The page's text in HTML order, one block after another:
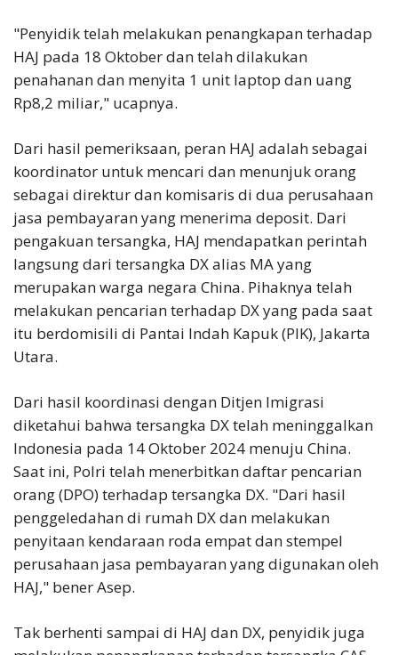
"Penyidik telah melakukan penangkapan terhadap
HAJ pada 18 Oktober dan telah dilakukan
penahanan dan menyita 1 unit laptop dan uang
Rp8,2 miliar," ucapnya.
Dari hasil pemeriksaan, peran HAJ adalah sebagai
koordinator untuk mencari dan menunjuk orang
sebagai direktur dan komisaris di dua perusahaan
jasa pembayaran yang menerima deposit. Dari
pengakuan tersangka, HAJ mendapatkan perintah
langsung dari tersangka DX alias MA yang
merupakan warga negara China. Pihaknya telah
melakukan pencarian terhadap DX yang pada saat
itu berdomisili di Pantai Indah Kapuk (PIK), Jakarta
Utara.
Dari hasil koordinasi dengan Ditjen Imigrasi
diketahui bahwa tersangka DX telah meninggalkan
Indonesia pada 14 Oktober 2024 menuju China.
Saat ini, Polri telah menerbitkan daftar pencarian
orang (DPO) terhadap tersangka DX. "Dari hasil
penggeledahan di rumah DX dan melakukan
penyitaan kendaraan roda empat dan stempel
perusahaan jasa pembayaran yang digunakan oleh
HAJ," bener Asep.
Tak berhenti sampai di HAJ dan DX, penyidik juga